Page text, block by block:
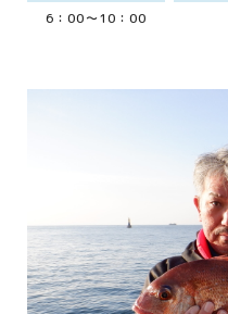
6：00～10：00